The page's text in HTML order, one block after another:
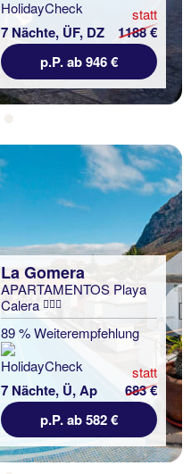
7 Nächte, ÜF, DZ
statt
1188 €
p.P. ab 946 €
La Gomera
APARTAMENTOS Playa
Calera
89 % Weiterempfehlung
7 Nächte, Ü, Ap
statt
683 €
p.P. ab 582 €